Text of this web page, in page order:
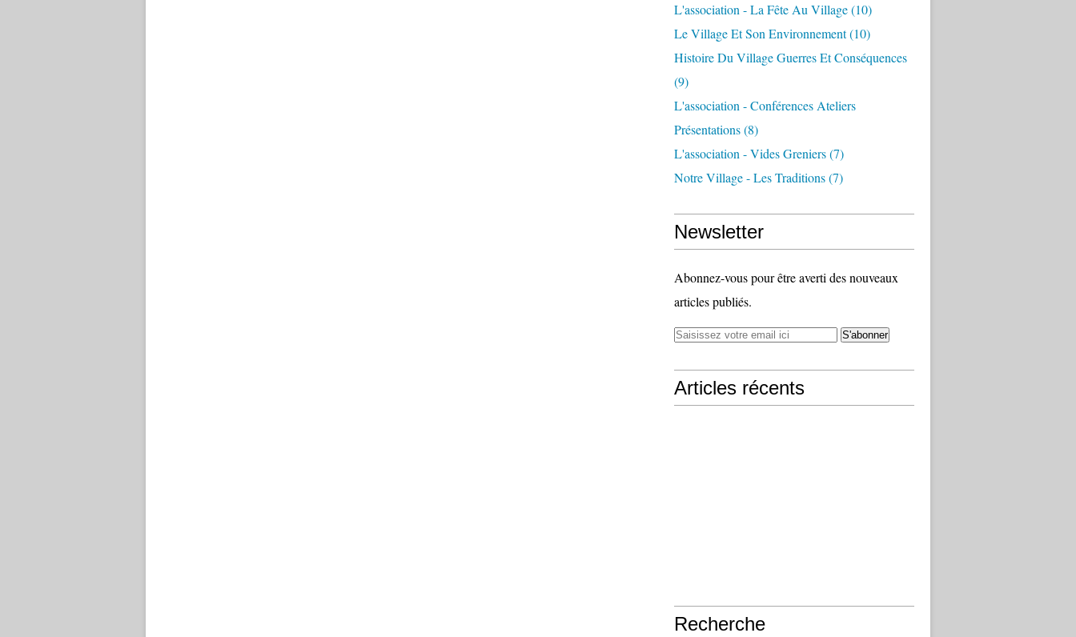
L'association - La Fête Au Village(10)
Le Village Et Son Environnement(10)
Histoire Du Village Guerres Et Conséquences
(9)
L'association - Conférences Ateliers
Présentations(8)
L'association - Vides Greniers(7)
Notre Village - Les Traditions(7)
Newsletter
Abonnez-vous pour être averti des nouveaux
articles publiés.
Articles récents
Recherche